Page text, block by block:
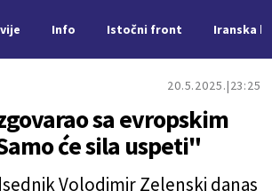
Info Istočni front Iranska
20.5.2025. 23:25
sa evropskim
će sila uspeti"
Volodimir Zelenski danas